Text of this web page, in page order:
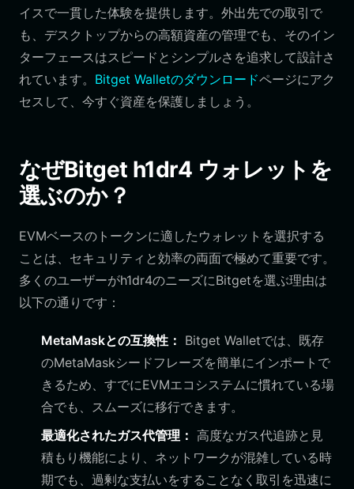
イスで一貫した体験を提供します。外出先での取引で
も、デスクトップからの高額資産の管理でも、そのイン
ターフェースはスピードとシンプルさを追求して設計さ
れています。 Bitget Walletのダウンロードページにアク
セスして、今すぐ資産を保護しましょう。
なぜBitget h1dr4 ウォレットを
選ぶのか？
EVMベースのトークンに適したウォレットを選択する
ことは、セキュリティと効率の両面で極めて重要です。
多くのユーザーがh1dr4のニーズにBitgetを選ぶ理由は
以下の通りです：
MetaMaskとの互換性： Bitget Walletでは、既存
のMetaMaskシードフレーズを簡単にインポートで
きるため、すでにEVMエコシステムに慣れている場
合でも、スムーズに移行できます。
最適化されたガス代管理： 高度なガス代追跡と見
積もり機能により、ネットワークが混雑している時
期でも、過剰な支払いをすることなく取引を迅速に